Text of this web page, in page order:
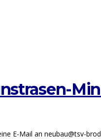
E-Mail an neubau@tsv-